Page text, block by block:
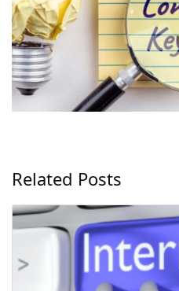
Related Posts